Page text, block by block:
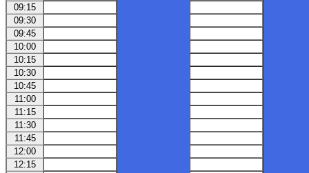
09:15
09:30
09:45
10:00
10:15
10:30
10:45
11:00
11:15
11:30
11:45
12:00
12:15